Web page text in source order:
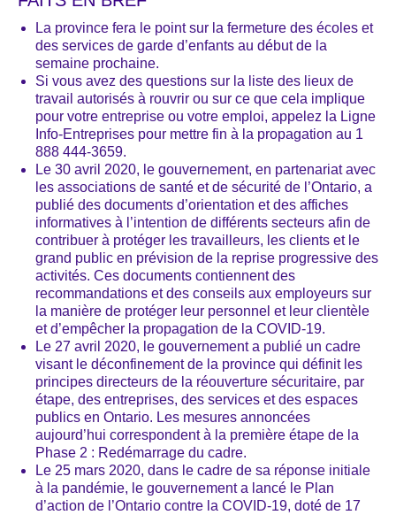
La province fera le point sur la fermeture des écoles et
des services de garde d’enfants au début de la
semaine prochaine.
Si vous avez des questions sur la liste des lieux de
travail autorisés à rouvrir ou sur ce que cela implique
pour votre entreprise ou votre emploi, appelez la Ligne
Info-Entreprises pour mettre fin à la propagation au 1
888 444-3659.
Le 30 avril 2020, le gouvernement, en partenariat avec
les associations de santé et de sécurité de l’Ontario, a
publié des documents d’orientation et des affiches
informatives à l’intention de différents secteurs afin de
contribuer à protéger les travailleurs, les clients et le
grand public en prévision de la reprise progressive des
activités. Ces documents contiennent des
recommandations et des conseils aux employeurs sur
la manière de protéger leur personnel et leur clientèle
et d’empêcher la propagation de la COVID-19.
Le 27 avril 2020, le gouvernement a publié un cadre
visant le déconfinement de la province qui définit les
principes directeurs de la réouverture sécuritaire, par
étape, des entreprises, des services et des espaces
publics en Ontario. Les mesures annoncées
aujourd’hui correspondent à la première étape de la
Phase 2 : Redémarrage du cadre.
Le 25 mars 2020, dans le cadre de sa réponse initiale
à la pandémie, le gouvernement a lancé le Plan
d’action de l’Ontario contre la COVID-19, doté de 17